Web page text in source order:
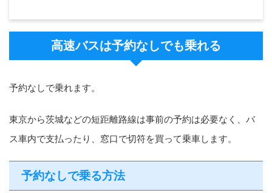
高速バスは予約なしでも乗れる
予約なしで乗れます。
東京から茨城などの短距離路線は事前の予約は必要なく、バ
ス車内で支払ったり、窓口で切符を買って乗車します。
予約なしで乗る方法